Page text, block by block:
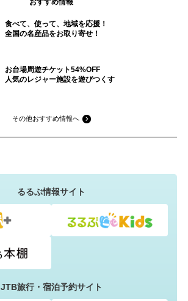
おすすめ情報
食べて、使って、地域を応援！
全国の名産品をお取り寄せ！
お台場周遊チケット54%OFF
人気のレジャー施設を遊びつくす
その他おすすめ情報へ
るるぶ情報サイト
JTB旅行・宿泊予約サイト